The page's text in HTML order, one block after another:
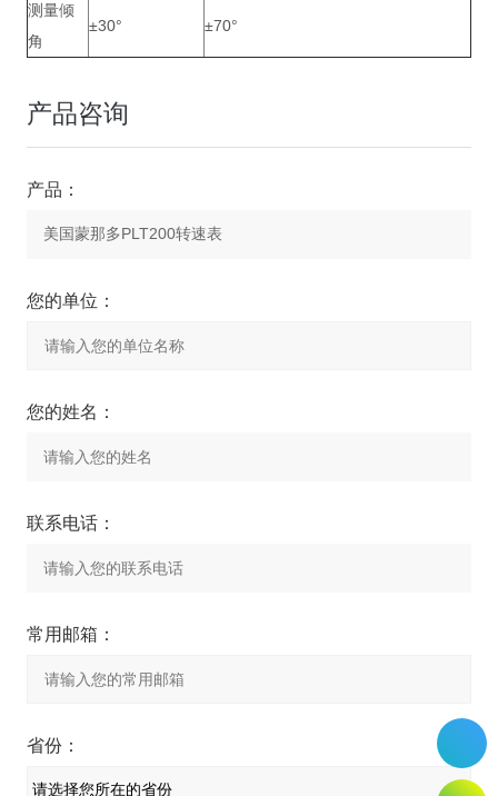
测量倾
角
±30° ±70°
产品咨询
产品：
您的单位：
您的姓名：
联系电话：
常用邮箱：
省份：